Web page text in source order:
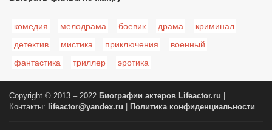
комедия мелодрама боевик драма
криминал
детектив
мистика приключения
военный
фантастика
триллер эротика
Copyright © 2013 – 2022 Биографии актеров Lifeactor.ru
Контакты:
lifeactor@yandex.ru Политика конфиденциальности